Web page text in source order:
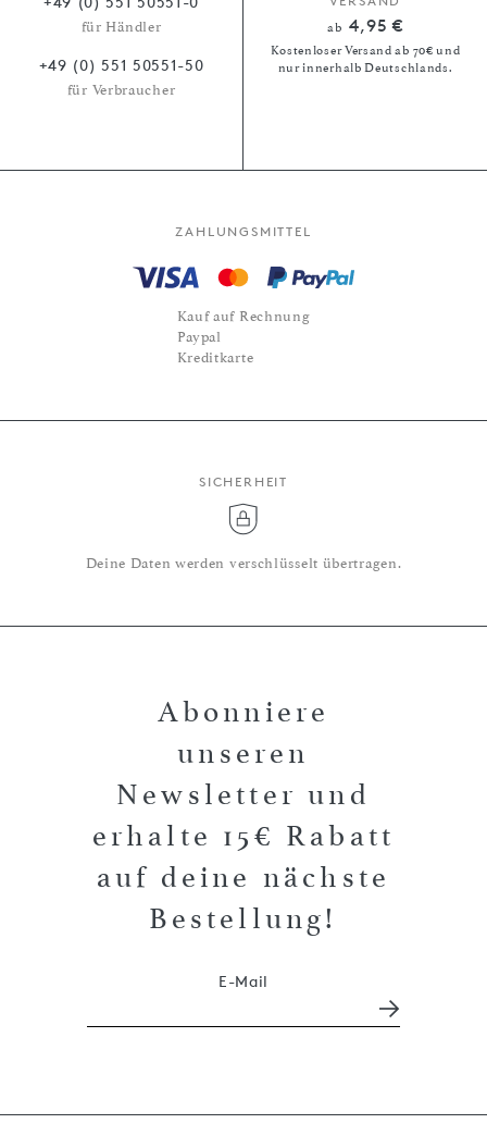
für Händler
+49 (0) 551 50551-50
für Verbraucher
ab 4,95 €
Kostenloser Versand ab 70€ und
nur innerhalb Deutschlands.
ZAHLUNGSMITTEL
Kauf auf Rechnung
Paypal
Kreditkarte
SICHERHEIT
Deine Daten werden verschlüsselt übertragen.
Abonniere
unseren
Newsletter und
erhalte 15€ Rabatt
auf deine nächste
Bestellung!
E-Mail